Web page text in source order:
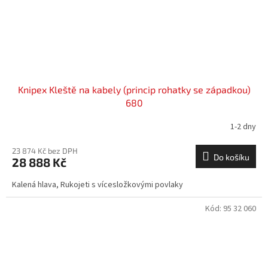
Knipex Kleště na kabely (princip rohatky se západkou)
680
1-2 dny
23 874 Kč bez DPH
28 888 Kč Do košíku
Kalená hlava, Rukojeti s vícesložkovými povlaky
Kód: 95 32 060